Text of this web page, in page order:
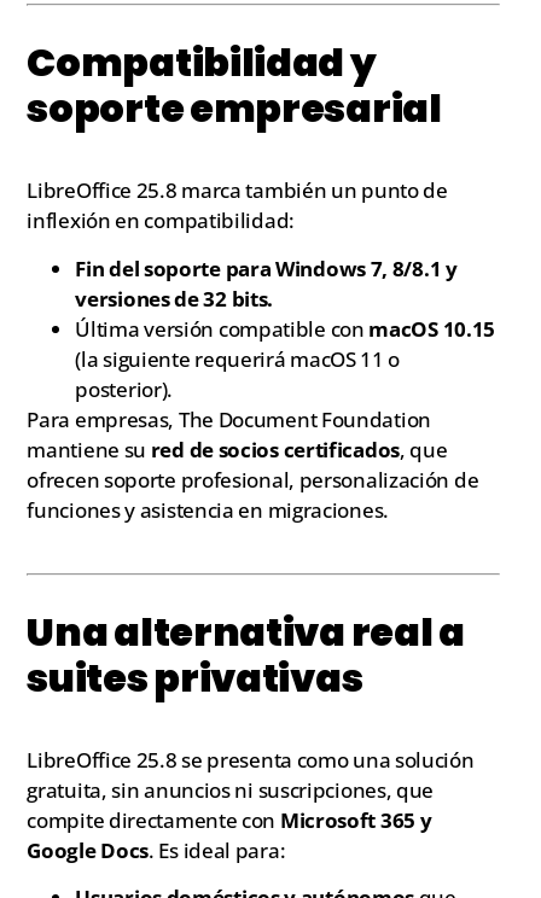
Compatibilidad y
soporte empresarial
LibreOffice 25.8 marca también un punto de
inflexión en compatibilidad:
Fin del soporte para Windows 7, 8/8.1 y
versiones de 32 bits.
Última versión compatible con macOS 10.15
(la siguiente requerirá macOS 11 o
posterior).
Para empresas, The Document Foundation
mantiene su red de socios certificados, que
ofrecen soporte profesional, personalización de
funciones y asistencia en migraciones.
Una alternativa real a
suites privativas
LibreOffice 25.8 se presenta como una solución
gratuita, sin anuncios ni suscripciones, que
compite directamente con Microsoft 365 y
Google Docs. Es ideal para: